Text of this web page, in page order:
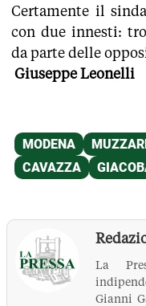
Certamente il
con due innesti:
da parte delle
Giuseppe Leonelli
La
Gianni